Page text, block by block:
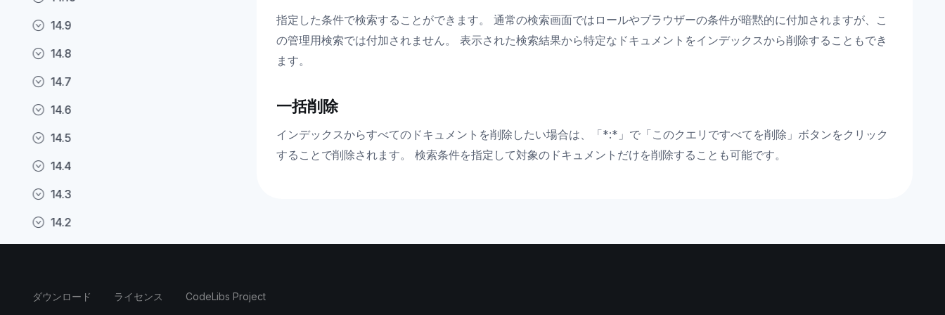
14.9
14.8
14.7
14.6
14.5
14.4
14.3
14.2
指定した条件で検索することができます。 通常の検索画面ではロールやブラウザーの条件が暗黙的に付加されますが、こ
の管理用検索では付加されません。 表示された検索結果から特定なドキュメントをインデックスから削除することもでき
ます。
一括削除
インデックスからすべてのドキュメントを削除したい場合は、「*:*」で「このクエリですべてを削除」ボタンをクリック
することで削除されます。 検索条件を指定して対象のドキュメントだけを削除することも可能です。
ダウンロード ライセンス CodeLibs Project